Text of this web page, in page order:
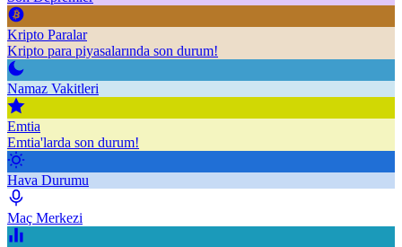
Kripto Paralar
Kripto para piyasalarında son durum!
Namaz Vakitleri
Emtia
Emtia'larda son durum!
Hava Durumu
Maç Merkezi